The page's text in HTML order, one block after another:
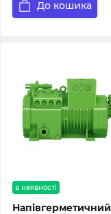
До кошика
в наявності
Напівгерметичний